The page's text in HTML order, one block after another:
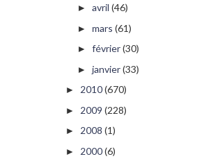
► avril (46)
► mars (61)
► février(30)
► janvier(33)
► 2010(670)
► 2009 (228)
► 2008 (1)
► 2000(6)